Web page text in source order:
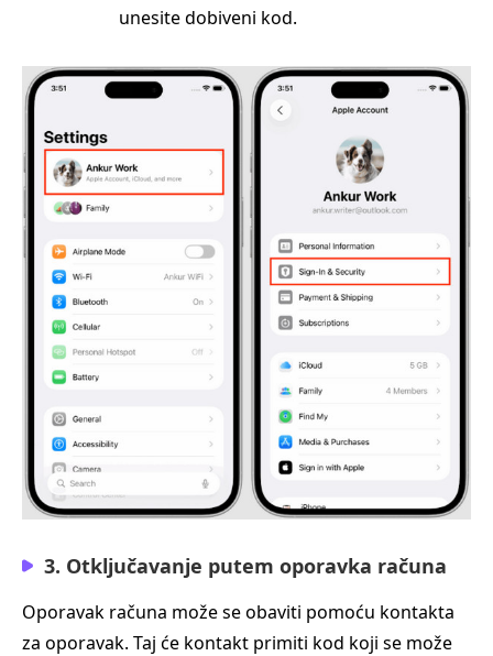
unesite dobiveni kod.
3. Otključavanje putem oporavka računa
Oporavak računa može se obaviti pomoću kontakta
za oporavak. Taj će kontakt primiti kod koji se može